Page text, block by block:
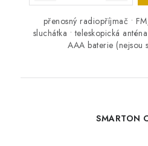
přenosný radiopříjmač •
sluchátka • teleskopická
AAA baterie (nejsou
SMARTON